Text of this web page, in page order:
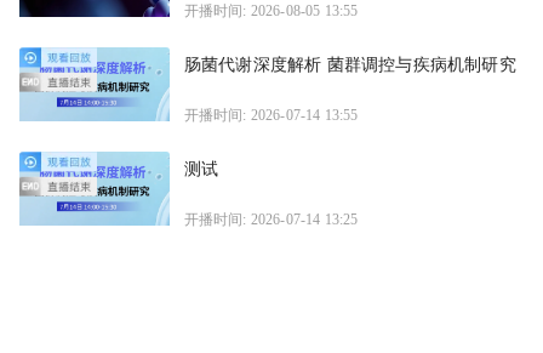
开播时间: 2026-08-05 13:55
肠菌代谢深度解析 菌群调控与疾病机制研究
开播时间: 2026-07-14 13:55
测试
开播时间: 2026-07-14 13:25